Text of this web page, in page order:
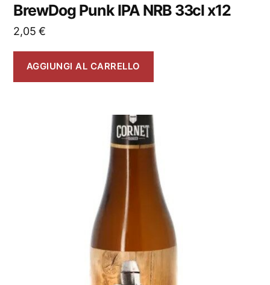
BrewDog Punk IPA NRB 33cl x12
2,05€
AGGIUNGI AL CARRELLO